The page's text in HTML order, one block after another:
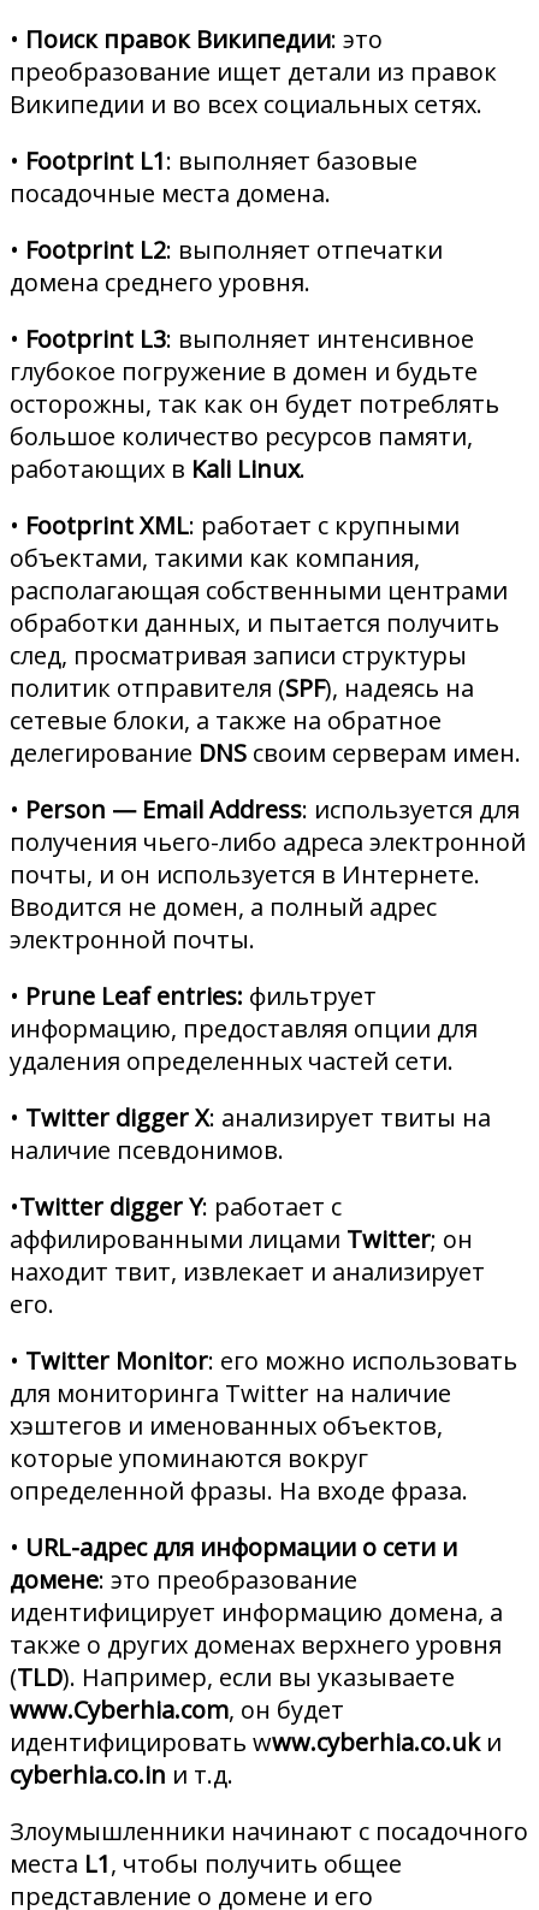
• Поиск правок Википедии: это
преобразование ищет детали из правок
Википедии и во всех социальных сетях.
• Footprint L1: выполняет базовые
посадочные места домена.
• Footprint L2: выполняет отпечатки
домена среднего уровня.
• Footprint L3: выполняет интенсивное
глубокое погружение в домен и будьте
осторожны, так как он будет потреблять
большое количество ресурсов памяти,
работающих в Kali Linux.
• Footprint XML: работает с крупными
объектами, такими как компания,
располагающая собственными центрами
обработки данных, и пытается получить
след, просматривая записи структуры
политик отправителя (SPF), надеясь на
сетевые блоки, а также на обратное
делегирование DNS своим серверам имен.
• Person — Email Address: используется для
получения чьего-либо адреса электронной
почты, и он используется в Интернете.
Вводится не домен, а полный адрес
электронной почты.
• Prune Leaf entries: фильтрует
информацию, предоставляя опции для
удаления определенных частей сети.
• Twitter digger X: анализирует твиты на
наличие псевдонимов.
•Twitter digger Y: работает с
аффилированными лицами Twitter; он
находит твит, извлекает и анализирует
его.
• Twitter Monitor: его можно использовать
для мониторинга Twitter на наличие
хэштегов и именованных объектов,
которые упоминаются вокруг
определенной фразы. На входе фраза.
• URL-адрес для информации о сети и
домене: это преобразование
идентифицирует информацию домена, а
также о других доменах верхнего уровня
(TLD). Например, если вы указываете
www.Cyberhia.com, он будет
идентифицировать www.cyberhia.co.uk и
cyberhia.co.in и т.д.
Злоумышленники начинают с посадочного
места L1, чтобы получить общее
представление о домене и его